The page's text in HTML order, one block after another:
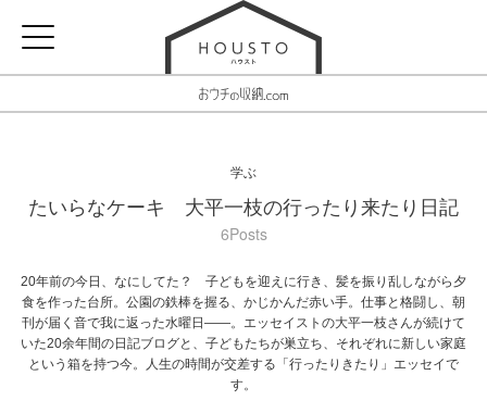
学ぶ
たいらなケーキ 大平一枝の行ったり来たり日記
6Posts
20年前の今日、なにしてた？ 子どもを迎えに行き、髪を振り乱しながら夕
食を作った台所。公園の鉄棒を握る、かじかんだ赤い手。仕事と格闘し、朝
刊が届く音で我に返った水曜日――。エッセイストの大平一枝さんが続けて
いた20余年間の日記ブログと、子どもたちが巣立ち、それぞれに新しい家庭
という箱を持つ今。人生の時間が交差する「行ったりきたり」エッセイで
す。